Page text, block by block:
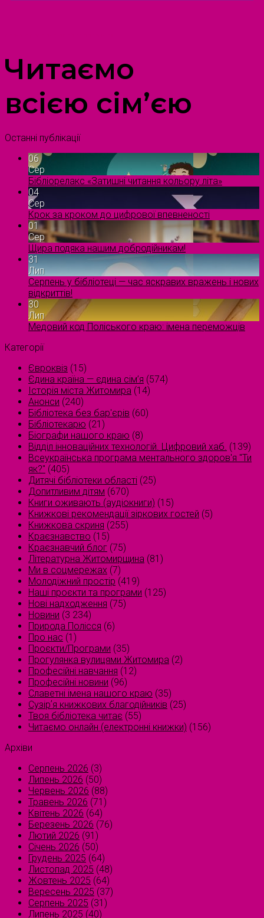
Читаємо
всією сім’єю
Останні публікації
06
Сер
Бібліорелакс «Затишні читання кольору літа»
04
Сер
Крок за кроком до цифрової впевненості
01
Сер
Щира подяка нашим добродійникам!
31
Лип
Серпень у бібліотеці — час яскравих вражень і нових
відкриттів!
30
Лип
Медовий код Поліського краю: імена переможців
Категорії
Євроквіз (15)
Єдина країна — єдина сім’я (574)
Історія міста Житомира (14)
Анонси (240)
Бібліотека без бар'єрів (60)
Бібліотекарю (21)
Біографи нашого краю (8)
Відділ інноваційних технологій. Цифровий хаб. (139)
Всеукраїнська програма ментального здоров'я "Ти
як?" (405)
Дитячі бібліотеки області (25)
Допитливим дітям (670)
Книги оживають (аудіокниги) (15)
Книжкові рекомендації зіркових гостей (5)
Книжкова скриня (255)
Краєзнавство (15)
Краєзнавчий блог (75)
Літературна Житомирщина (81)
Ми в соцмережах (7)
Молодіжний простір (419)
Наші проєкти та програми (125)
Нові надходження (75)
Новини (3 234)
Природа Полісся (6)
Про нас (1)
Проєкти/Програми (35)
Прогулянка вулицями Житомира (2)
Професійні навчання (12)
Професійні новини (96)
Славетні імена нашого краю (35)
Сузірʼя книжкових благодійників (25)
Твоя бібліотека читає (55)
Читаємо онлайн (електронні книжки) (156)
Архіви
Серпень 2026 (3)
Липень 2026 (50)
Червень 2026 (88)
Травень 2026 (71)
Квітень 2026 (64)
Березень 2026 (76)
Лютий 2026 (91)
Січень 2026 (50)
Грудень 2025 (64)
Листопад 2025 (48)
Жовтень 2025 (64)
Вересень 2025 (37)
Серпень 2025 (31)
Липень 2025 (40)